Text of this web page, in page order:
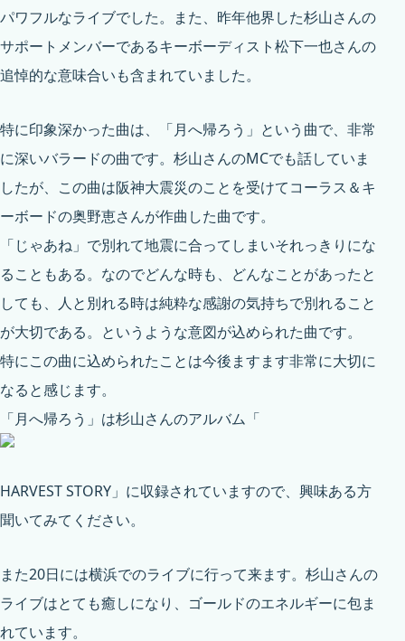
パワフルなライブでした。また、昨年他界した杉山さんの
サポートメンバーであるキーボーディスト松下一也さんの
追悼的な意味合いも含まれていました。
特に印象深かった曲は、「月へ帰ろう」という曲で、非常
に深いバラードの曲です。杉山さんのMCでも話していま
したが、この曲は阪神大震災のことを受けてコーラス＆キ
ーボードの奥野恵さんが作曲した曲です。
「じゃあね」で別れて地震に合ってしまいそれっきりにな
ることもある。なのでどんな時も、どんなことがあったと
しても、人と別れる時は純粋な感謝の気持ちで別れること
が大切である。というような意図が込められた曲です。
特にこの曲に込められたことは今後ますます非常に大切に
なると感じます。
「月へ帰ろう」は杉山さんのアルバム「
HARVEST STORY 」に収録されていますので、興味ある方
聞いてみてください。
また20日には横浜でのライブに行って来ます。杉山さんの
ライブはとても癒しになり、ゴールドのエネルギーに包ま
れています。